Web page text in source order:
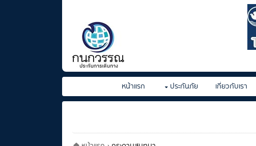
หน้าแรก ประกันภัย เกี่ยวกับเรา